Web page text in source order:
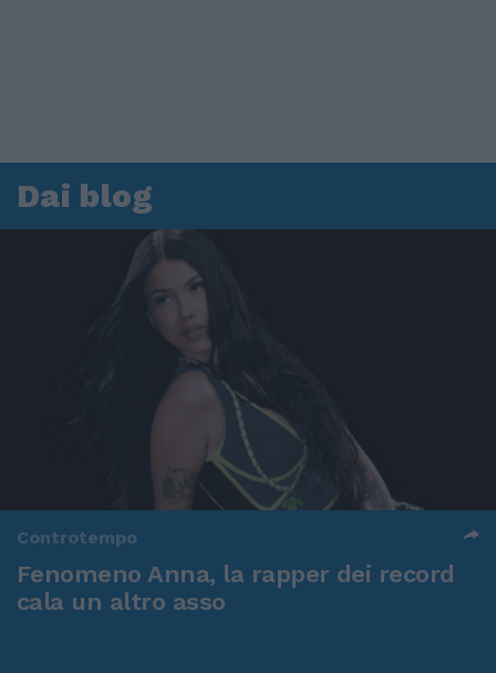
Dai blog
Controtempo
Fenomeno Anna, la rapper dei record
cala un altro asso